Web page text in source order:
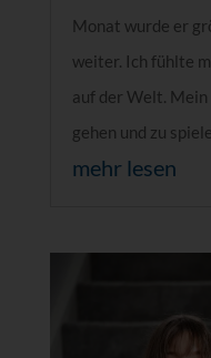
Monat wurde er
weiter. Ich fühlte
auf der Welt. Mein
gehen und zu
mehr lesen